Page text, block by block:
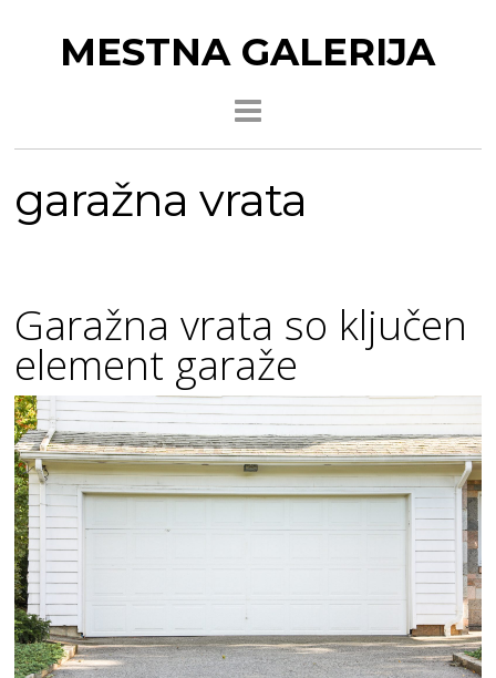
MESTNA GALERIJA
garažna vrata
Garažna vrata so ključen
element garaže